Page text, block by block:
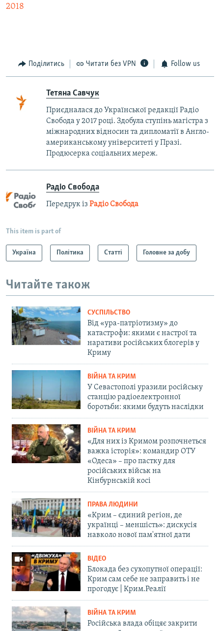
2018
Поділитись Читати без VPN Follow us
Тетяна Савчук
Приєдналася до Української редакції Радіо
Свобода у 2017 році. Здобула ступінь магістра з
міжнародних відносин та дипломатії в Англо-
американському університеті у Празі.
Продюсерка соціальних мереж.
Радіо Свобода
Передрук із Радіо Свобода
This item is part of
Україна Політика Статті Головне за добу
Читайте також
СУСПІЛЬСТВО
Від «ура-патріотизму» до
катастрофи: якими є настрої та
наративи російських блогерів у
Криму
ВІЙНА ТА КРИМ
У Севастополі уразили російську
станцію радіоелектронної
боротьби: якими будуть наслідки
ВІЙНА ТА КРИМ
«Для них із Кримом розпочнеться
важка історія»: командир ОТУ
«Одеса» – про пастку для
російських військ на
Кінбурнській косі
ПРАВА ЛЮДИНИ
«Крим – єдиний регіон, де
українці – меншість»: дискусія
навколо нової пам'ятної дати
ВІДЕО
Блокада без сухопутної операції:
Крим сам себе не заправить і не
прогодує | Крим.Реалії
ВІЙНА ТА КРИМ
Російська влада обіцяє закрити